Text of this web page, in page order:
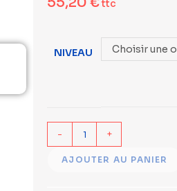
ttc
NIVEAU Choisir une
- +
AJOUTER AU PANIER